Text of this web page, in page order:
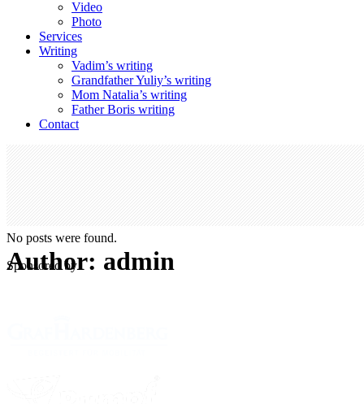
Video
Photo
Services
Writing
Vadim’s writing
Grandfather Yuliy’s writing
Mom Natalia’s writing
Father Boris writing
Contact
Author: admin
No posts were found.
Sponsored by